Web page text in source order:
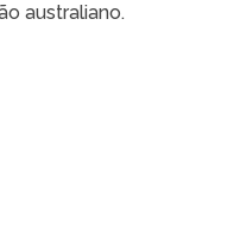
australiano.